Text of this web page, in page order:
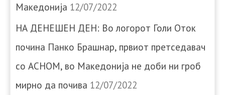
Македонија 12/07/2022
НА ДЕНЕШЕН ДЕН: Во логорот Голи Оток
почина Панко Брашнар, првиот претседавач
со АСНОМ, во Македонија не доби ни гроб
мирно да почива 12/07/2022